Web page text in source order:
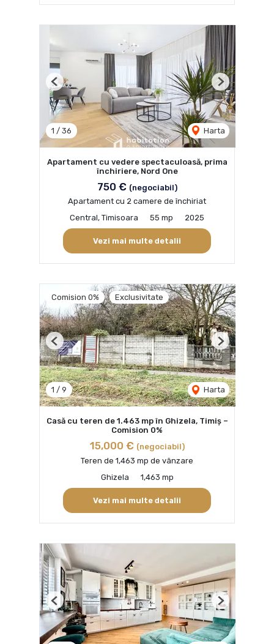
1 / 36 Harta
Previous Next
Apartament cu vedere spectaculoasă, prima
închiriere, Nord One
750 € (negociabil)
Apartament cu 2 camere de închiriat
Central, Timisoara
55 mp 2025
Vezi mai multe detalii
Comision 0% Exclusivitate
1 / 9 Harta
Previous Next
Casă cu teren de 1.463 mp în Ghizela, Timiș –
Comision 0%
15,000 € (negociabil)
Teren de 1,463 mp de vânzare
Ghizela
1,463 mp
Vezi mai multe detalii
Previous Next